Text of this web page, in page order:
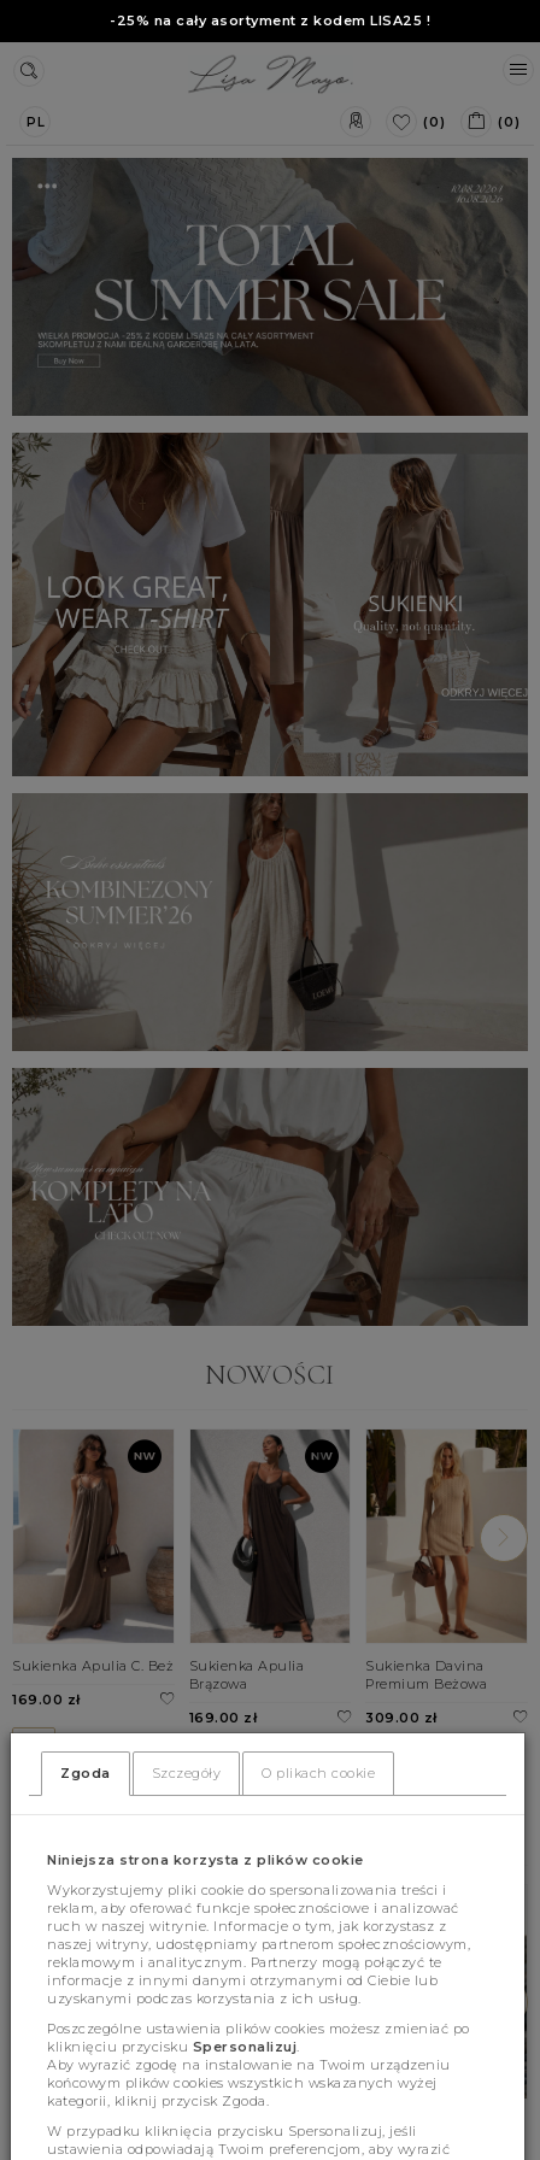
-25% na cały asortyment z kodem LISA25 !
PL (0) (0)
NOWOŚCI
Sukienka Apulia C. Beż
169.00 zł
Sukienka Apulia
Brązowa
169.00 zł
Sukienka Davina
Premium Beżowa
309.00 zł
Czarna
Premium Kremowy
Premium Cukierkowy
Zgoda Szczegóły O plikach cookie
Niniejsza strona korzysta z plików cookie
Wykorzystujemy pliki cookie do spersonalizowania treści i
reklam, aby oferować funkcje społecznościowe i analizować
ruch w naszej witrynie. Informacje o tym, jak korzystasz z
naszej witryny, udostępniamy partnerom społecznościowym,
reklamowym i analitycznym. Partnerzy mogą połączyć te
informacje z innymi danymi otrzymanymi od Ciebie lub
uzyskanymi podczas korzystania z ich usług.
Poszczególne ustawienia plików cookies możesz zmieniać po
kliknięciu przycisku Spersonalizuj.
Aby wyrazić zgodę na instalowanie na Twoim urządzeniu
końcowym plików cookies wszystkich wskazanych wyżej
kategorii, kliknij przycisk Zgoda.
W przypadku kliknięcia przycisku Spersonalizuj, jeśli
ustawienia odpowiadają Twoim preferencjom, aby wyrazić